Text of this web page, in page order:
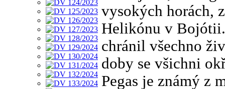
vysokých horách,
Helikónu v
chránil všechno
doby se všichni
Pegas je známý z